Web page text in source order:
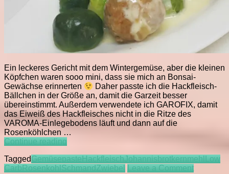
Ein leckeres Gericht mit dem Wintergemüse, aber die kleinen
Köpfchen waren sooo mini, dass sie mich an Bonsai-
Gewächse erinnerten
Daher passte ich die Hackfleisch-
Bällchen in der Größe an, damit die Garzeit besser
übereinstimmt. Außerdem verwendete ich GAROFIX, damit
das Eiweiß des Hackfleisches nicht in die Ritze des
VAROMA-Einlegebodens läuft und dann auf die
Rosenköhlchen …
Continue readingLCC
Rosenkohl
mit
TaggedGemüsepasteHackfleischJohannisbrotkernmehlLow
CarbRosenkohlSchmandZwiebel Leave a Commenton